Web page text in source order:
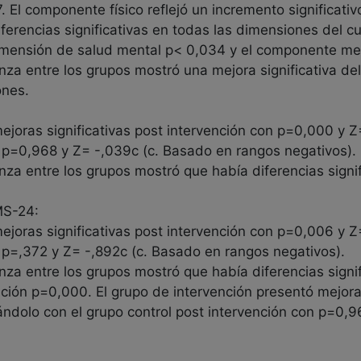
El componente físico reflejó un incremento
significativas en todas las dimensiones del
de salud mental p< 0,034 y el componente
entre los grupos mostró una mejora significativa
significativas post intervención con p=0,000 y
y Z= -,039c (c. Basado en rangos negativos).
entre los grupos mostró que había diferencias
24:
significativas post intervención con p=0,006 y
y Z= -,892c (c. Basado en rangos negativos).
entre los grupos mostró que había diferencias
p=0,000. El grupo de intervención presentó
con el grupo control post intervención con